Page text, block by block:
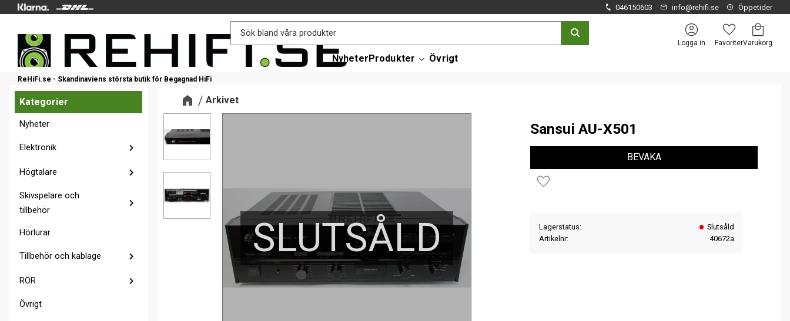
046150603 info@rehifi.se Öppetider
ReHiFi.se - Skandinaviens största butik för Begagnad HiFi
Logga in
Favoriter
Kundvagn
NyheterProdukter Övrigt
Arkivet
Sansui AU-X501
SLUTSÅLD
Lägg till i favoriter
BEVAKA
Lagerstatus
Slutsåld
Artikelnr
40672a
Kategorier
Nyheter
Elektronik
Högtalare
Skivspelare och
tillbehör
Hörlurar
Tillbehör och kablage
RÖR
Övrigt